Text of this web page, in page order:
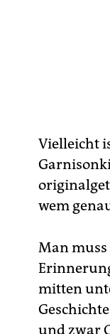
Vielleicht
wem
Man muss
mitten
und zwar